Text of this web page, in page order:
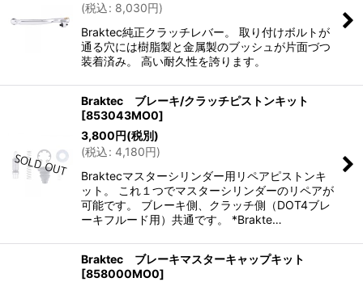
(税込: 8,030円)
Braktec純正クラッチレバー。 取り付けボルトが
通る穴には樹脂製と金属製のブッシュが片面づつ
装着済み。 高い耐久性を誇ります。
Braktec ブレーキ/クラッチピストンキット
[853043MO0]
3,800円(税別)
(税込: 4,180円)
Braktecマスターシリンダー用リペアピストンキ
ット。 これ１つでマスターシリンダーのリペアが
可能です。 ブレーキ側、クラッチ側（DOT4ブレ
ーキフルード用）共通です。 *Brakte…
Braktec ブレーキマスターキャップキット
[858000MO0]